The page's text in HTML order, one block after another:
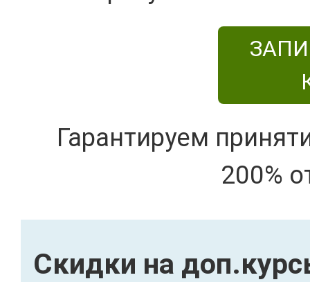
Гарантируем
200%
Скидки на